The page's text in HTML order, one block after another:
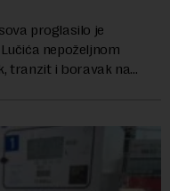
proglasilo je
nepoželjnom
tranzit i boravak na